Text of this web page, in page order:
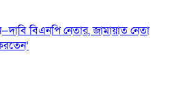
বিএনপি নেতার, জামায়াত নেতা